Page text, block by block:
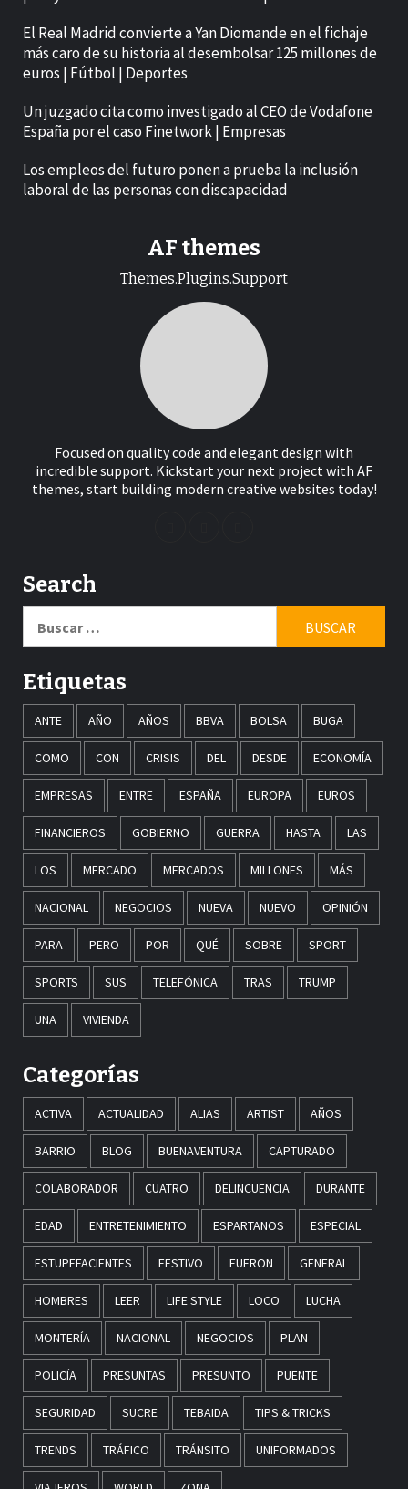
El Real Madrid convierte a Yan Diomande en el fichaje
más caro de su historia al desembolsar 125 millones de
euros | Fútbol | Deportes
Un juzgado cita como investigado al CEO de Vodafone
España por el caso Finetwork | Empresas
Los empleos del futuro ponen a prueba la inclusión
laboral de las personas con discapacidad
AF themes
Themes.Plugins.Support
Focused on quality code and elegant design with
incredible support. Kickstart your next project with AF
themes, start building modern creative websites today!
Search
Etiquetas
ANTE AÑO AÑOS BBVA BOLSA BUGA
COMO CON CRISIS DEL DESDE ECONOMÍA
EMPRESAS ENTRE ESPAÑA EUROPA EUROS
FINANCIEROS GOBIERNO GUERRA HASTA LAS
LOS MERCADO MERCADOS MILLONES MÁS
NACIONAL NEGOCIOS NUEVA NUEVO OPINIÓN
PARA PERO POR QUÉ SOBRE SPORT
SPORTS SUS TELEFÓNICA TRAS TRUMP
UNA VIVIENDA
Categorías
ACTIVA ACTUALIDAD ALIAS ARTIST AÑOS
BARRIO BLOG BUENAVENTURA CAPTURADO
COLABORADOR CUATRO DELINCUENCIA DURANTE
EDAD ENTRETENIMIENTO ESPARTANOS ESPECIAL
ESTUPEFACIENTES FESTIVO FUERON GENERAL
HOMBRES LEER LIFE STYLE LOCO LUCHA
MONTERÍA NACIONAL NEGOCIOS PLAN
POLICÍA PRESUNTAS PRESUNTO PUENTE
SEGURIDAD SUCRE TEBAIDA TIPS & TRICKS
TRENDS TRÁFICO TRÁNSITO UNIFORMADOS